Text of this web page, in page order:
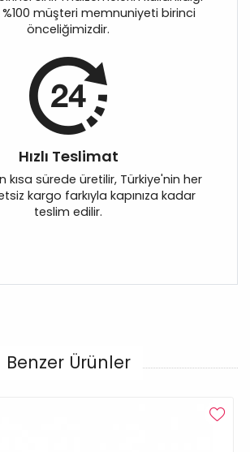
müşteri memnuniyeti birinci
önceliğimizdir.
Hızlı Teslimat
kısa sürede üretilir, Türkiye'nin her
kargo farkıyla kapınıza kadar
teslim edilir.
Benzer Ürünler